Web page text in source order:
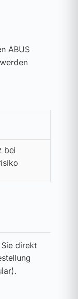
ABUS
bei
direkt